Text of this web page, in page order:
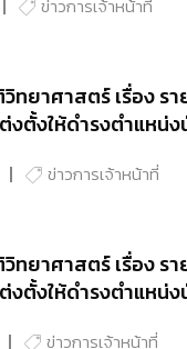
ข่าวการเจ้าหน้าที่
ทยาศาสตร์ เรื่อง ร
งตั้งให้ดำรงตำแห
ข่าวการเจ้าหน้าที่
ทยาศาสตร์ เรื่อง ร
งตั้งให้ดำรงตำแหน่
ข่าวการเจ้าหน้าที่